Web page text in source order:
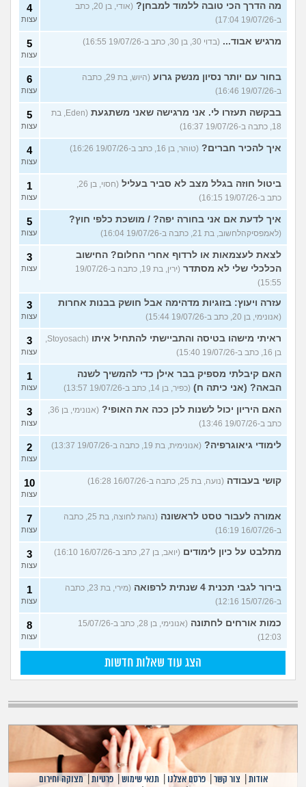
מה הדרך הכי טובה ללמוד למבחן?
(אודי, בן 20, כתב
ב-19/07/26 17:04)
4
עצות
מרגיש אבוד... (בדוי 30, בן 30, כתב ב-19/07/26 16:55) 5
עצות
בחור עם יותר נסיון מנשק גרוע
(היוש, בת 29, כתבה
ב-19/07/26 16:46)
6
עצות
בבקשה תעזרו לי. אני מרגישה שאני משתגעת
(Eden, בת
18, כתבה ב-19/07/26 16:37)
5
עצות
איך להכיר חברים? (טוהר, בן 16, כתב ב-19/07/26 16:26) 4
עצות
ביטול חוזה בגלל מצב לא סביר בעליל
(חסוי, בן 26,
כתב ב-19/07/26 16:15)
1
עצות
איך לדעת אם אני בחורה יפה? / מושכת כלפי חוץ?
(לאמפסיקהלחשוב, בת 21, כתבה ב-19/07/26 16:04)
5
עצות
לצאת לעצמאות או לרדוף אחרי החלום? החישוב
הכלכלי שלי לא מסתדר
(ירין, בת 19, כתבה ב-19/07/26
15:55)
3
עצות
עזרה ויעוץ: בזוגיות מדהימה אבל חושק בבנות אחרות
(אנונימי, בן 20, כתב ב-19/07/26 15:44)
3
עצות
ראיתי מישהו בטיסה והתביישתי להתחיל איתו
(Stoyosach,
בן 16, כתב ב-19/07/26 15:40)
3
עצות
האם קיבלתי מספיק בבר אילן כדי להמשיך לשנה
הבאה? (אני כיתה ח) (כפיר, בן 14, כתב ב-19/07/26 13:57)
1
עצות
האם היריון יכול לשנות לכן ככה את האופי?
(אנונימי, בן 36,
כתב ב-19/07/26 13:46)
3
עצות
לימודי גיאוגרפיה? (אנונימית, בת 19, כתבה ב-19/07/26 13:37) 2
עצות
קושי בעבודה (נועה, בת 25, כתבה ב-16/07/26 16:28) 10
עצות
אמורה לעבור טסט לראשונה
(נהגת לחוצה, בת 25, כתבה
ב-16/07/26 16:19)
7
עצות
מתלבט על כיון לימודים (יואב, בן 27, כתב ב-16/07/26 16:10) 3
עצות
בירור לגבי תכנית 4 שנתית לרפואה
(מירי, בת 23, כתבה
ב-15/07/26 12:16)
1
עצות
כמות אורחים לחתונה
(אנונימי, בן 28, כתב ב-15/07/26
12:03)
8
עצות
הצג עוד שאלות חדשות
אודות צור קשר |פרסם אצלנו |תנאי שימוש |פרטיות |מצוקה וחירום